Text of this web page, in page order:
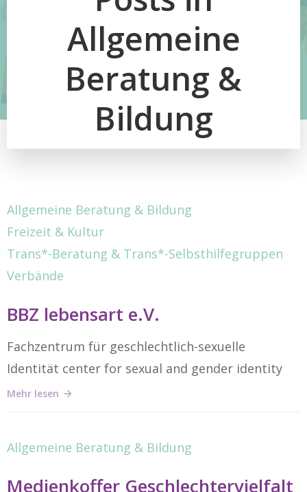
Allgemeine
Beratung &
Bildung
Allgemeine Beratung & Bildung
Freizeit & Kultur
Trans*-Beratung & Trans*-Selbsthilfegruppen
Verbände
BBZ lebensart e.V.
Fachzentrum für geschlechtlich-sexuelle
Identität center for sexual and gender identity
Mehr lesen
Allgemeine Beratung & Bildung
Medienkoffer Geschlechtervielfalt